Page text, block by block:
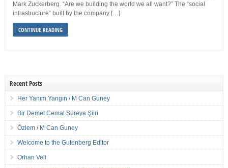
Mark Zuckerberg. “Are we building the world we all want?” The “social
infrastructure” built by the company […]
CONTINUE READING
Recent Posts
Her Yanım Yangın / M Can Guney
Bir Demet Cemal Süreya Şiiri
Özlem / M Can Guney
Welcome to the Gutenberg Editor
Orhan Veli